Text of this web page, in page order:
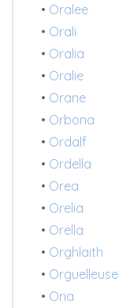
• Oralee
• Orali
• Oralia
• Oralie
• Orane
• Orbona
• Ordalf
• Ordella
• Orea
• Orelia
• Orella
• Orghlaith
• Orguelleuse
• Oria